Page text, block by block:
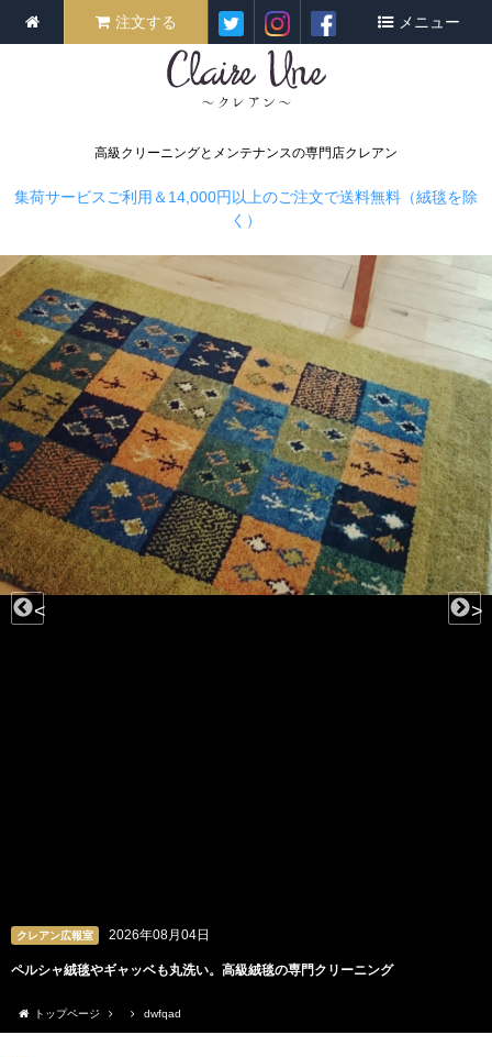
高級クリーニングとメンテナンスの専門店クレアン
注文する メニュー
集荷サービスご利用＆14,000円以上のご注文で送料無料（絨毯を除
く）
クレアン広報室 2026年08月04日
ペルシャ絨毯やギャッベも丸洗い。高級絨毯の専門クリーニング
< >
トップページ dwfqad